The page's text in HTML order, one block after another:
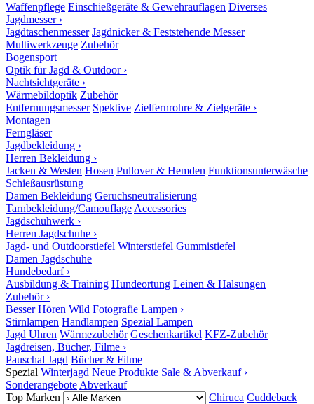
Waffenpflege Einschießgeräte & Gewehrauflagen Diverses
Jagdmesser ›
Jagdtaschenmesser Jagdnicker & Feststehende Messer
Multiwerkzeuge Zubehör
Bogensport
Optik für Jagd & Outdoor ›
Nachtsichtgeräte ›
Wärmebildoptik Zubehör
Entfernungsmesser Spektive Zielfernrohre & Zielgeräte ›
Montagen
Ferngläser
Jagdbekleidung ›
Herren Bekleidung ›
Jacken & Westen Hosen Pullover & Hemden Funktionsunterwäsche
Schießausrüstung
Damen Bekleidung Geruchsneutralisierung
Tarnbekleidung/Camouflage Accessories
Jagdschuhwerk ›
Herren Jagdschuhe ›
Jagd- und Outdoorstiefel Winterstiefel Gummistiefel
Damen Jagdschuhe
Hundebedarf ›
Ausbildung & Training Hundeortung Leinen & Halsungen
Zubehör ›
Besser Hören Wild Fotografie Lampen ›
Stirnlampen Handlampen Spezial Lampen
Jagd Uhren Wärmezubehör Geschenkartikel KFZ-Zubehör
Jagdreisen, Bücher, Filme ›
Pauschal Jagd Bücher & Filme
Spezial Winterjagd Neue Produkte Sale & Abverkauf ›
Sonderangebote Abverkauf
Top Marken
Chiruca Cuddeback